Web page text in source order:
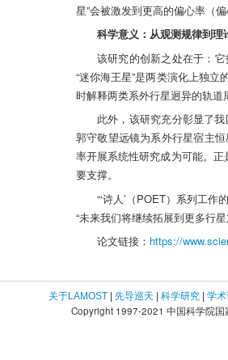
星”会被激发到更高的偏心率（
科学意义：从观测规律到理
该研究的创新之处在于：它
“迷你海王星”是两类演化上独
时解释两类系外行星迥异的轨
此外，该研究充分彰显了
郭守敬望远镜为系外行星宿主
率开展系统性研究成为可能。
要支撑。
“‘诗人’（POET）系列工
“未来我们将继续拓展到更多行
论文链接： https://
关于LAMOST| 先导巡天 | 科学研究| 学术
Copyright 1997-2021 中国科学院